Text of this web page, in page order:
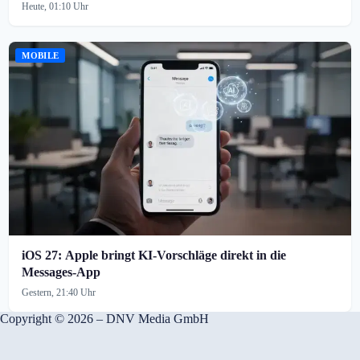
Heute, 01:10 Uhr
MOBILE
iOS 27: Apple bringt KI-Vorschläge direkt in die
Messages-App
Gestern, 21:40 Uhr
Copyright © 2026 – DNV Media GmbH